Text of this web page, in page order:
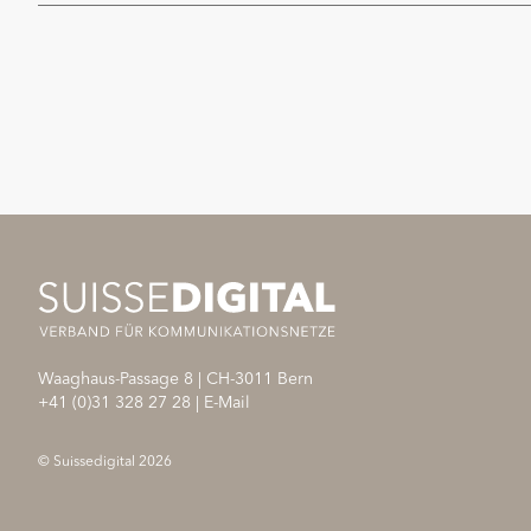
Waaghaus-Passage 8 | CH-3011 Bern
+41 (0)31 328 27 28 | E-Mail
© Suissedigital 2026